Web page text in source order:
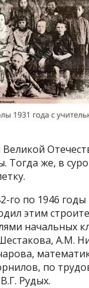
Тогда же, в
го по 1946
этим
начальных
А.М.
по
Рудых.